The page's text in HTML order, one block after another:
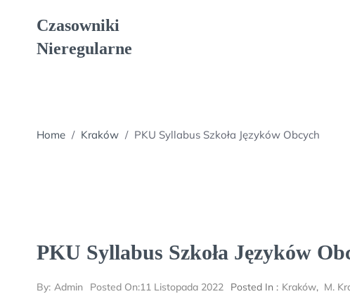
Czasowniki
Nieregularne
Home / Kraków / PKU Syllabus Szkoła Języków Obcych
PKU Syllabus Szkoła Języków
By: Admin Posted On:11 Listopada 2022 Posted In : Kraków, M.